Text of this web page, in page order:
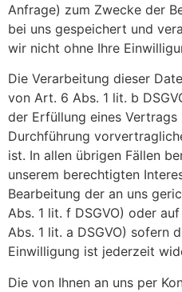
Anfrage) zum Zwecke der
bei uns gespeichert und
wir nicht ohne Ihre
Die Verarbeitung dieser
von Art. 6 Abs. 1 lit. b
der Erfüllung eines
Durchführung
ist. In allen übrigen Fällen
unserem berechtigten
Bearbeitung der an uns
Abs. 1 lit. f DSGVO) oder
Abs. 1 lit. a DSGVO) sofern
Einwilligung ist jederzeit
Die von Ihnen an uns per